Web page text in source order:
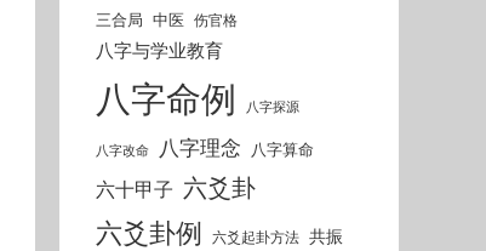
三合局 中医 伤官格
八字与学业教育
八字命例 八字探源
八字改命 八字理念 八字算命
六十甲子 六爻卦
六爻卦例 六爻起卦方法 共振